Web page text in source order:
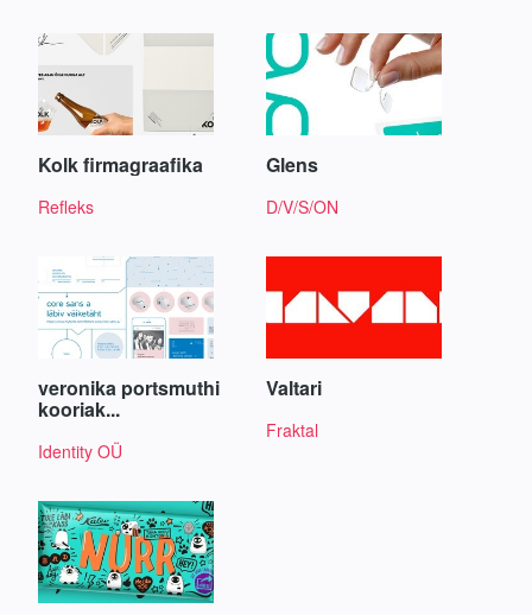
Kolk firmagraafika
Refleks
Glens
D/V/S/ON
veronika portsmuthi
kooriak...
Identity OÜ
Valtari
Fraktal